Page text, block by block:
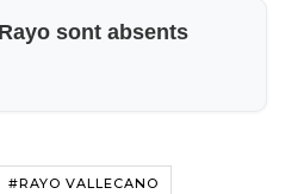
sont absents
#RAYO VALLECANO